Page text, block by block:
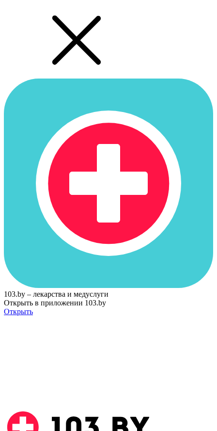
103.by – лекарства и медуслуги
Открыть в приложении 103.by
Открыть